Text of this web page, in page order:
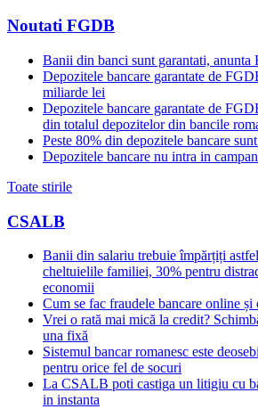
Noutati FGDB
Banii din banci sunt garantati, anunta
Depozitele bancare garantate de
miliarde lei
Depozitele bancare garantate de
din totalul depozitelor din bancile
Peste 80% din depozitele bancare
Depozitele bancare nu intra in
Toate stirile
CSALB
Banii din salariu trebuie împărțiți
cheltuielile familiei, 30% pentru
economii
Cum se fac fraudele bancare online și
Vrei o rată mai mică la credit?
una fixă
Sistemul bancar romanesc este
pentru orice fel de socuri
La CSALB poti castiga un litigiu cu
in instanta